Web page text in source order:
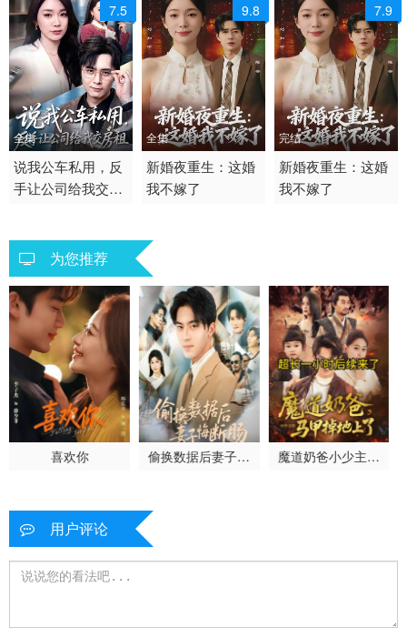
7.5
全集
2026 / 中国大陆 /
短剧 现代都市 国产
说我公车私用，反
手让公司给我交房
9.8
全集
2026 / 中国大陆 /
短剧 现代都市 国产
新婚夜重生：这婚
我不嫁了
7.9
完结
2026 / 中国大陆 /
短剧 现代都市
新婚夜重生：这婚
我不嫁了
为您推荐
喜欢你
偷换数据后妻子悔
魔道奶爸小少主的
用户评论